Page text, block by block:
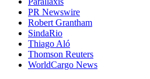
PR Newswire
Robert Grantham
SindaRio
Thiago Aló
Thomson Reuters
WorldCargo News